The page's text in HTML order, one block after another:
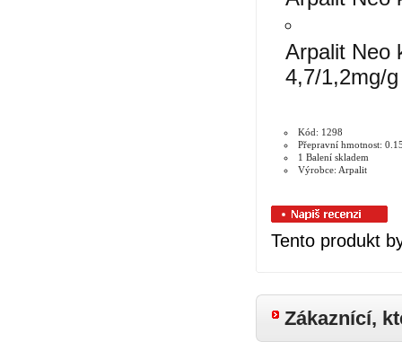
Arpalit Neo
4,7/1,2mg/g
Kód: 1298
Přepravní hmotnost:
1 Balení skladem
Výrobce: Arpalit
Tento produkt
Zákaznící,